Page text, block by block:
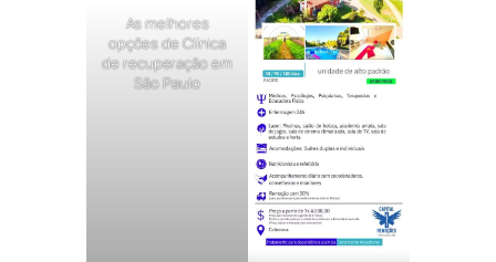
As melhores
opções de Clínica
de recuperação em
São Paulo